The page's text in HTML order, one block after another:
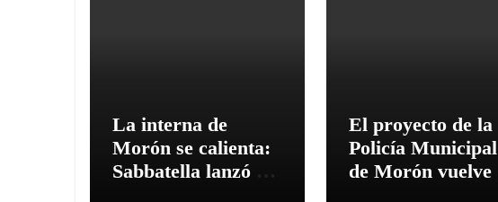
La interna de
Morón se calienta:
Sabbatella lanzó su
El proyecto de la
Policía Municipal
de Morón vuelve a